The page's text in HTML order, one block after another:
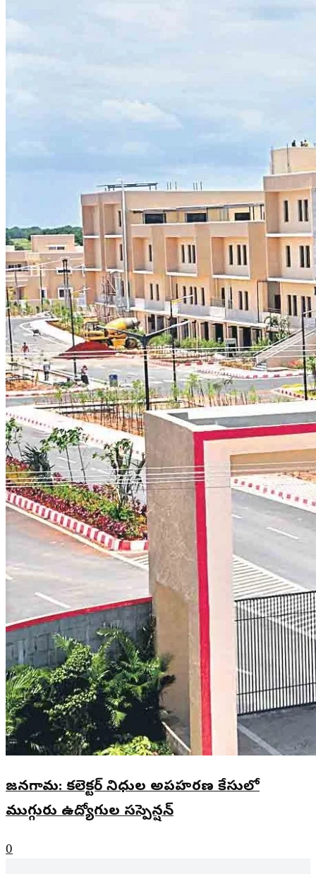
జనగామ: కలెక్టర్ నిధుల అపహరణ కేసులో
ముగ్గురు ఉద్యోగుల సస్పెన్షన్
0